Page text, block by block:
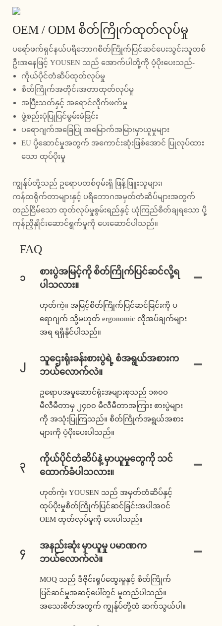
OEM / ODM စိတ်ကြိုက်ထုတ်လုပ်မှု
ပရော်ဖက်ရှင်နယ်ပရိဘောဂစိတ်ကြိုက်ပြင်ဆင်ပေးသွင်းသူတစ်
ဦးအနေဖြင့် YOUSEN သည် အောက်ပါတို့ကို ပံ့ပိုးပေးသည်-
ကိုယ်ပိုင်တံဆိပ်ထုတ်လုပ်မှု
စိတ်ကြိုက်အတိုင်းအတာထုတ်လုပ်မှု
အပြီးသတ်နှင့် အရောင်လိုက်ဖက်မှု
ဖွဲ့စည်းပုံပြုပြင်မွမ်းမံခြင်း
ပရောဂျက်အခြေပြု အမြောက်အမြားမှာယူမှုများ
EU ပို့ဆောင်မှုအတွက် အကောင်းဆုံးဖြစ်အောင် ပြုလုပ်ထား
သော ထုပ်ပိုးမှု
ကျွန်ုပ်တို့သည် ဥရောပတစ်ဝှမ်းရှိ ဖြန့်ဖြူးသူများ၊
ကန်ထရိုက်တာများနှင့် ပရိဘောဂအမှတ်တံဆိပ်များအတွက်
တည်ငြိမ်သော ထုတ်လုပ်မှုစွမ်းရည်နှင့် ယုံကြည်စိတ်ချရသော ပို့
ကုန်ညှိနှိုင်းဆောင်ရွက်မှုကို ပေးဆောင်ပါသည်။
FAQ
၁
စားပွဲအမြင့်ကို စိတ်ကြိုက်ပြင်ဆင်လို့ရ
ပါသလား။
ဟုတ်ကဲ့။ အမြင့်စိတ်ကြိုက်ပြင်ဆင်ခြင်းကို ပ
ရောဂျက် သို့မဟုတ် ergonomic လိုအပ်ချက်များ
အရ ရရှိနိုင်ပါသည်။
၂
သူဌေးရုံးခန်းစားပွဲရဲ့ စံအရွယ်အစားက
ဘယ်လောက်လဲ။
ဥရောပအမှုဆောင်ရုံးအများစုသည် ၁၈၀၀
မီလီမီတာမှ ၂၄၀၀ မီလီမီတာအကြား စားပွဲများ
ကို အသုံးပြုကြသည်။ စိတ်ကြိုက်အရွယ်အစား
များကို ပံ့ပိုးပေးပါသည်။
၃
ကိုယ်ပိုင်တံဆိပ်နဲ့ မှာယူမှုတွေကို သင်
ထောက်ခံပါသလား။
ဟုတ်ကဲ့၊ YOUSEN သည် အမှတ်တံဆိပ်နှင့်
ထုပ်ပိုးမှုစိတ်ကြိုက်ပြင်ဆင်ခြင်းအပါအဝင်
OEM ထုတ်လုပ်မှုကို ပေးပါသည်။
၄
အနည်းဆုံး မှာယူမှု ပမာဏက
ဘယ်လောက်လဲ။
MOQ သည် ဒီဇိုင်းရှုပ်ထွေးမှုနှင့် စိတ်ကြိုက်
ပြင်ဆင်မှုအဆင့်ပေါ်တွင် မူတည်ပါသည်။
အသေးစိတ်အတွက် ကျွန်ုပ်တို့ထံ ဆက်သွယ်ပါ။